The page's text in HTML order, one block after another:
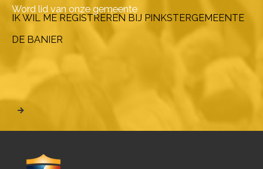
Word lid van onze gemeente
IK WIL ME REGISTREREN BIJ PINKSTERGEMEENTE
DE BANIER